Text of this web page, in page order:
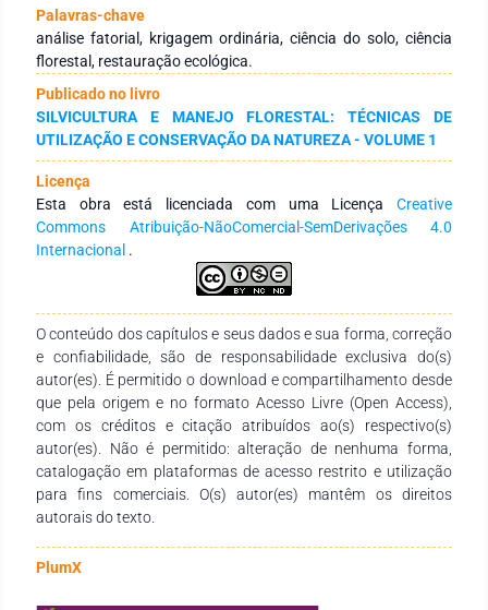
processo de restauração ecológica. Foram avaliados os
atributos químicos, físicos e biológicos do solo e, ainda os
atributos fitossociológicos e dendrométricos da vegetação
arbórea. A análise fatorial (AF) foi utilizada para reduzir o
número de variáveis e a geoestatística para espacializar os
escores gerados. O melhor padrão dos atributos foi
composto por três eixos fatoriais, no qual o terceiro eixo
apresentou uma porcentagem acumulada da variância total
igual a 60 %. Os atributos do solo correlacionaram-se
positivamente com o primeiro e o terceiro eixo fatorial,
enquanto o segundo eixo com os atributos da vegetação.
Diante disso, o fator 1 pode estar relacionado ao teor de
matéria orgânica do solo, sendo que esse apresentou uma
demais; o fator 2 com a distribuição do estrato arbóreo e o
fator 3 com o teor de bases no solo. Portanto, no presente
estudo, três fatores foram suficientes para detectar a
variação total dos dados, os quais foram espacializados,
indicando que o uso da AF associada à geoestatística
aprimora e simplifica a interpretação das variáveis.
Palavras-chave
análise fatorial, krigagem ordinária, ciência do solo, ciência
florestal, restauração ecológica.
Publicado no livro
SILVICULTURA E MANEJO FLORESTAL: TÉCNICAS DE
UTILIZAÇÃO E CONSERVAÇÃO DA NATUREZA - VOLUME 1
Licença
Esta obra está licenciada com uma Licença Creative
Commons Atribuição-NãoComercial-SemDerivações 4.0
Internacional .
O conteúdo dos capítulos e seus dados e sua forma, correção
e confiabilidade, são de responsabilidade exclusiva do(s)
autor(es). É permitido o download e compartilhamento desde
que pela origem e no formato Acesso Livre (Open Access),
com os créditos e citação atribuídos ao(s) respectivo(s)
autor(es). Não é permitido: alteração de nenhuma forma,
catalogação em plataformas de acesso restrito e utilização
para fins comerciais. O(s) autor(es) mantêm os direitos
autorais do texto.
PlumX